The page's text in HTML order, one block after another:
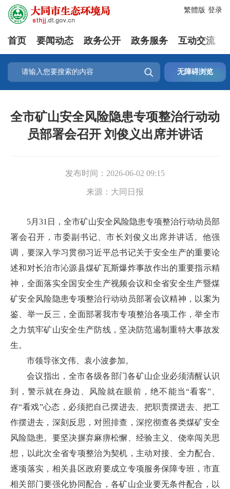
登录
繁體版
首页 要闻动态 政务公开 政务服务 互动交流
 无障碍浏览
全市矿山安全风险隐患专项整治行动动
员部署会召开 刘俊义出席并讲话
发布时间： 2026-06-02 09:15
来源： 大同日报
5月31日，全市矿山安全风险隐患专项整治行动动员部
署会召开，市委副书记、市长刘俊义出席并讲话。他强
调，要深入学习贯彻习近平总书记关于安全生产的重要论
述和对长治市沁源县煤矿瓦斯爆炸事故作出的重要指示精
神，全面落实全国安全生产视频会议和全省安全生产暨煤
矿安全风险隐患专项整治行动动员部署会议精神，以案为
鉴、举一反三，全面部署我市专项整治各项工作，举全市
之力筑牢矿山安全生产防线，坚决防范遏制重特大事故发
生。
市领导张文伟、袁小波参加。
会议指出，全市各级各部门各矿山企业必须清醒认识
到，警示就在身边、风险就在眼前，绝不能当“看客”、
存“看戏”心态，必须把自己摆进去、把职责摆进去、把工
作摆进去，深刻反思，对照排查，深挖彻查各类煤矿安全
风险隐患。要坚决摒弃麻痹松懈、经验主义、侥幸闯关思
想，以此次全省专项整治为契机，主动对接、全力配合、
逐项落实，相关县区政府要成立专项服务保障专班，市直
相关部门要强化协同配合，各矿山企业要无条件配合，以